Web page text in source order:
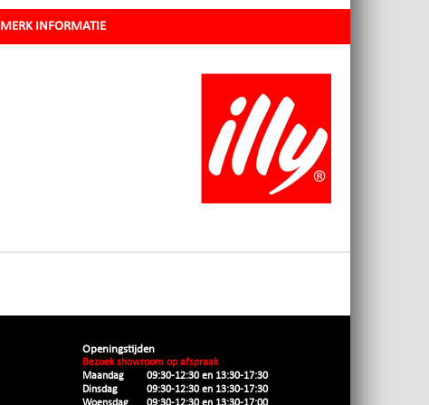
MERK INFORMATIE
Openingstijden
Bezoek showroom op afspraak
Maandag
09:30-12:30 en 13:30-17:30
Dinsdag
09:30-12:30 en 13:30-17:30